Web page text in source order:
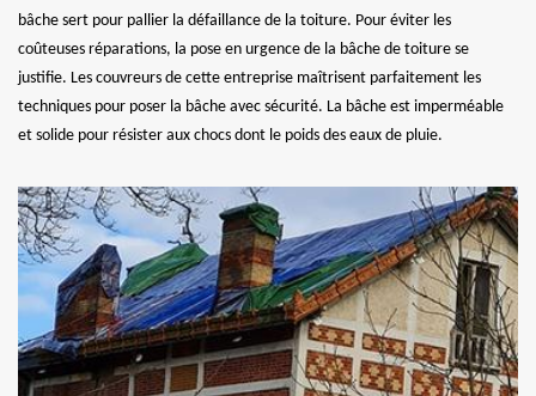
bâche sert pour pallier la défaillance de la toiture. Pour éviter les
coûteuses réparations, la pose en urgence de la bâche de toiture se
justifie. Les couvreurs de cette entreprise maîtrisent parfaitement les
techniques pour poser la bâche avec sécurité. La bâche est imperméable
et solide pour résister aux chocs dont le poids des eaux de pluie.